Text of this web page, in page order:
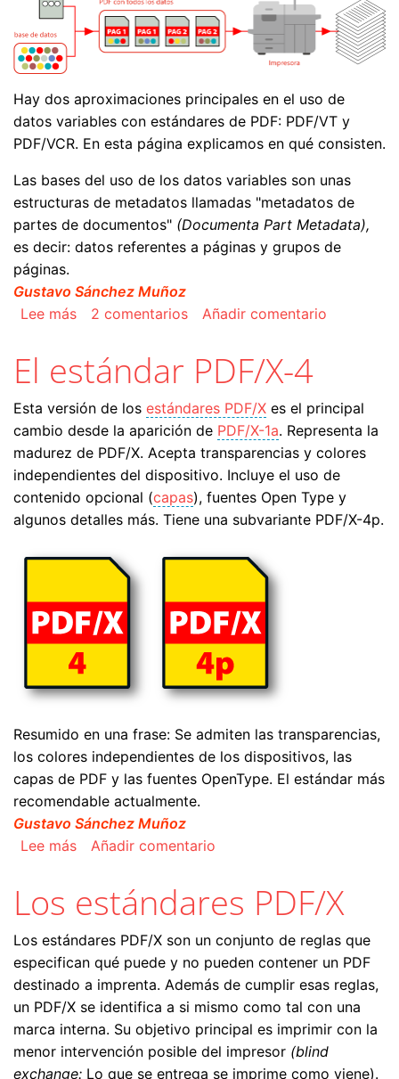
Hay dos aproximaciones principales en el uso de
datos variables con estándares de PDF: PDF/VT y
PDF/VCR. En esta página explicamos en qué consisten.
Las bases del uso de los datos variables son unas
estructuras de metadatos llamadas "metadatos de
partes de documentos" (Documenta Part Metadata),
es decir: datos referentes a páginas y grupos de
páginas.
Gustavo Sánchez Muñoz
Lee mássobre PDF y datos variables (los estándares
2 comentarios Añadir comentario
El estándar PDF/X-4
Esta versión de los estándares PDF/X es el principal
cambio desde la aparición de PDF/X-1a. Representa la
madurez de PDF/X. Acepta transparencias y colores
independientes del dispositivo. Incluye el uso de
contenido opcional (capas), fuentes Open Type y
algunos detalles más. Tiene una subvariante PDF/X-4p.
Resumido en una frase: Se admiten las transparencias,
los colores independientes de los dispositivos, las
capas de PDF y las fuentes OpenType. El estándar más
recomendable actualmente.
Gustavo Sánchez Muñoz
Lee mássobre El estándar PDF/X-4
Añadir comentario
Los estándares PDF/X
Los estándares PDF/X son un conjunto de reglas que
especifican qué puede y no pueden contener un PDF
destinado a imprenta. Además de cumplir esas reglas,
un PDF/X se identifica a si mismo como tal con una
marca interna. Su objetivo principal es imprimir con la
menor intervención posible del impresor (blind
exchange: Lo que se entrega se imprime como viene).